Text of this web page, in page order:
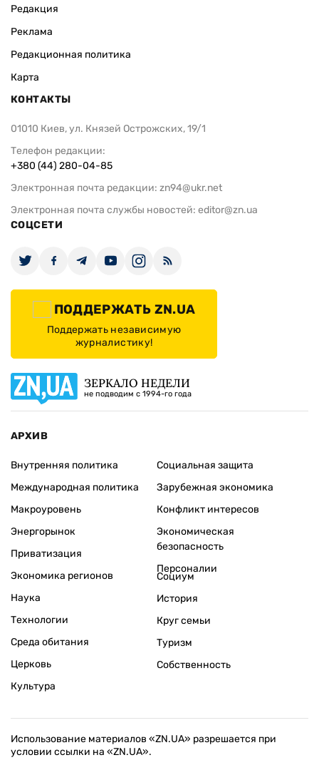
Редакция
Реклама
Редакционная политика
Карта
КОНТАКТЫ
01010 Киев, ул. Князей Острожских, 19/1
Телефон редакции:
+380 (44) 280-04-85
Электронная почта редакции: zn94@ukr.net
Электронная почта службы новостей: editor@zn.ua
СОЦСЕТИ
ПОДДЕРЖАТЬ ZN.UA
Поддержать независимую
журналистику!
ЗЕРКАЛО НЕДЕЛИ
не подводим с 1994-го года
АРХИВ
Внутренняя политика
Международная политика
Макроуровень
Энергорынок
Приватизация
Экономика регионов
Социальная защита
Зарубежная экономика
Конфликт интересов
Экономическая
безопасность
Персоналии
Наука
Технологии
Среда обитания
Церковь
Культура
Социум
История
Круг семьи
Туризм
Собственность
Использование материалов «ZN.UA» разрешается при
условии ссылки на «ZN.UA».